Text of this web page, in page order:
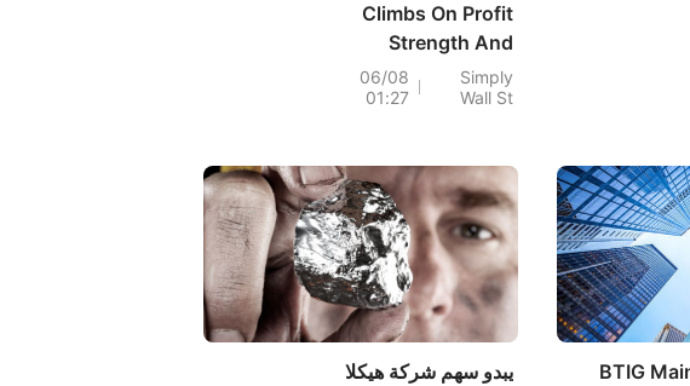
Climbs On Profit
Strength And
Record Cash Flow
Simply
Wall St
06/08
01:27
BTIG
يبدو سهم شركة هيكلا